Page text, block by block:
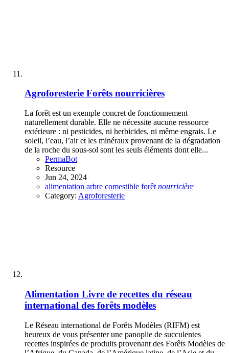
Agroforesterie Forêts nourricières
La forêt est un exemple concret de fonctionnement
naturellement durable. Elle ne nécessite aucune ressource
extérieure : ni pesticides, ni herbicides, ni même engrais. Le
soleil, l’eau, l’air et les minéraux provenant de la dégradation
de la roche du sous-sol sont les seuls éléments dont elle...
PermaBot
Resource
Jun 24, 2024
alimentation arbre comestible forêt nourricière
Category: Agroforesterie
Alimentation Livre de recettes du réseau
international des forêts modèles
Le Réseau international de Forêts Modèles (RIFM) est
heureux de vous présenter une panoplie de succulentes
recettes inspirées de produits provenant des Forêts Modèles de